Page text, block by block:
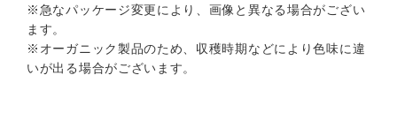
※急なパッケージ変更により、画像と異なる場合がござい
ます。
※オーガニック製品のため、収穫時期などにより色味に違
いが出る場合がございます。